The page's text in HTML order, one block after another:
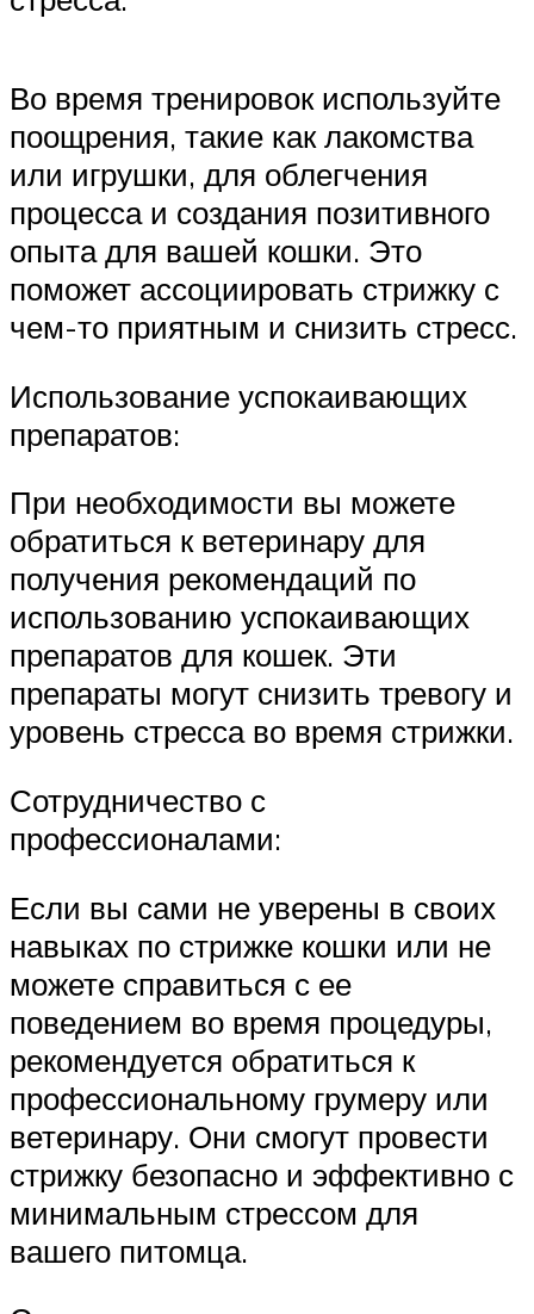
Во время тренировок используйте
поощрения, такие как лакомства
или игрушки, для облегчения
процесса и создания позитивного
опыта для вашей кошки. Это
поможет ассоциировать стрижку с
чем-то приятным и снизить стресс.
Использование успокаивающих
препаратов:
При необходимости вы можете
обратиться к ветеринару для
получения рекомендаций по
использованию успокаивающих
препаратов для кошек. Эти
препараты могут снизить тревогу и
уровень стресса во время стрижки.
Сотрудничество с
профессионалами:
Если вы сами не уверены в своих
навыках по стрижке кошки или не
можете справиться с ее
поведением во время процедуры,
рекомендуется обратиться к
профессиональному грумеру или
ветеринару. Они смогут провести
стрижку безопасно и эффективно с
минимальным стрессом для
вашего питомца.